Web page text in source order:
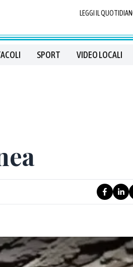
LEGGI IL
SPORT VIDEO LOCALI